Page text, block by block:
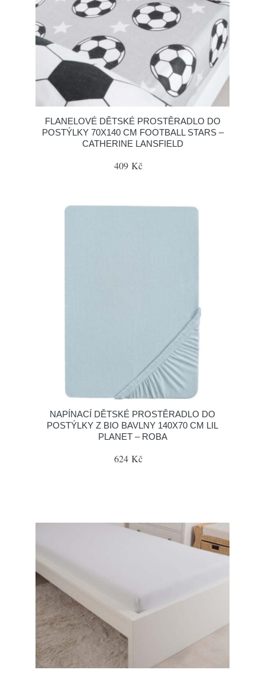
FLANELOVÉ DĚTSKÉ PROSTĚRADLO DO
POSTÝLKY 70X140 CM FOOTBALL STARS –
CATHERINE LANSFIELD
409 Kč
NAPÍNACÍ DĚTSKÉ PROSTĚRADLO DO
POSTÝLKY Z BIO BAVLNY 140X70 CM LIL
PLANET – ROBA
624 Kč